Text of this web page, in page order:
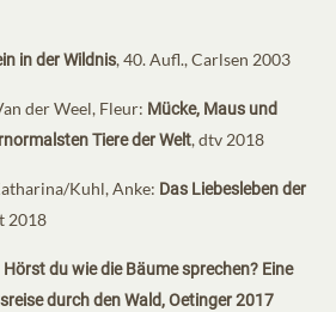
in der Wildnis, 40. Aufl., Carlsen 2003
der Weel, Fleur: Mücke, Maus und
Tiere der Welt, dtv 2018
Kuhl, Anke: Das Liebesleben der
2018
Hörst du wie die Bäume sprechen? Eine
durch den Wald, Oetinger 2017